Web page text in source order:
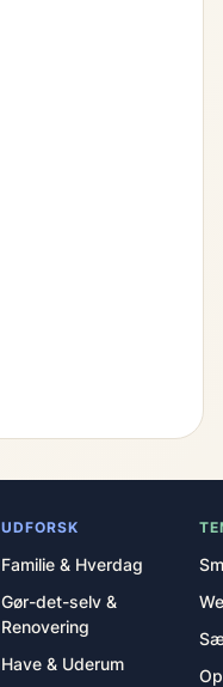
UDFORSK
Familie & Hverdag
Gør-det-selv &
Renovering
Have & Uderum